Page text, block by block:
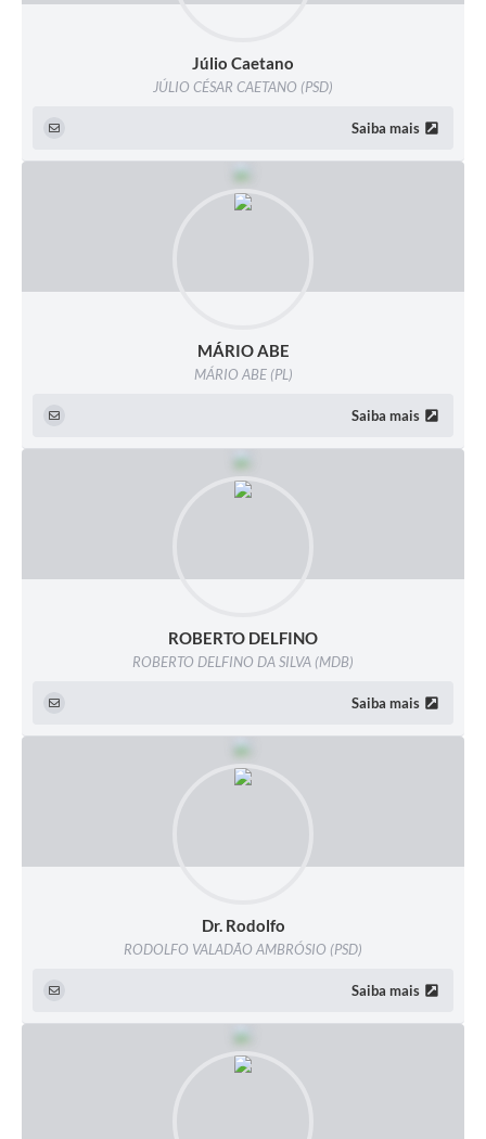
Júlio Caetano
JÚLIO CÉSAR CAETANO (PSD)
Saiba mais
MÁRIO ABE
MÁRIO ABE (PL)
Saiba mais
ROBERTO DELFINO
ROBERTO DELFINO DA SILVA (MDB)
Saiba mais
Dr. Rodolfo
RODOLFO VALADÃO AMBRÓSIO (PSD)
Saiba mais